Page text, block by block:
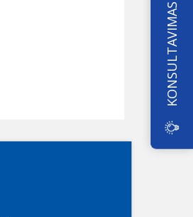
KONSULTAVIMAS